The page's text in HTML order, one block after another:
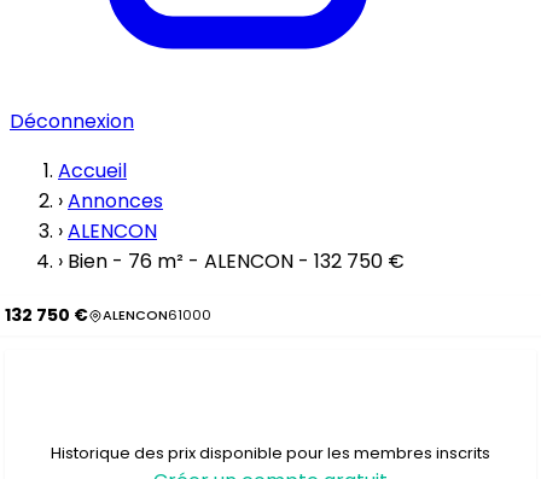
Déconnexion
Accueil
›Annonces
›ALENCON
› Bien - 76 m² - ALENCON - 132 750 €
132 750 € ALENCON61000
Historique des prix disponible pour les membres inscrits